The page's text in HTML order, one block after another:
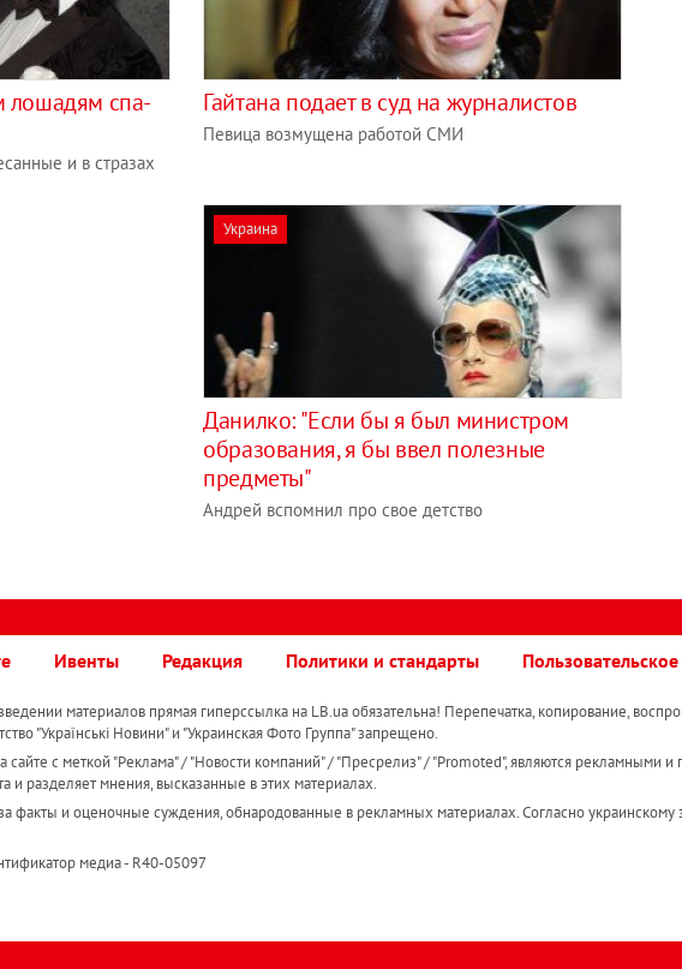
лошадям спа-
и в стразах
Гайтана подает в суд на журналистов
Певица возмущена работой СМИ
Украина
Данилко: "Если бы я был министром
образования, я бы ввел полезные
предметы"
Андрей вспомнил про свое детство
Ивенты Редакция Политики и стандарты
материалов прямая гиперссылка на LB.ua обязательна! Перепечатка, копирование,
"Українськi Новини" и "Украинская Фото Группа" запрещено.
с меткой "Реклама" / "Новости компаний" / "Пресрелиз" / "Promoted", являются рекламными и
и разделяет мнения, высказанные в этих материалах.
факты и оценочные суждения, обнародованные в рекламных материалах. Согласно украинскому
медиа - R40-05097